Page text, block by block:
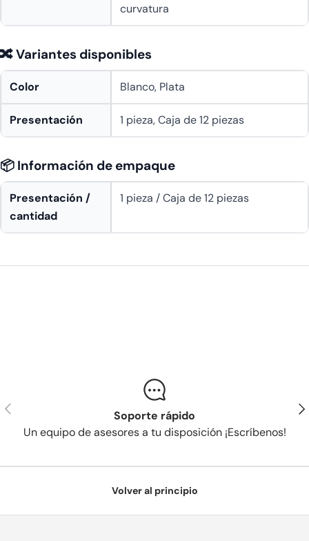
curvatura
🔀 Variantes disponibles
Color Blanco, Plata
Presentación 1 pieza, Caja de 12 piezas
📦 Información de empaque
Presentación /
cantidad
1 pieza / Caja de 12 piezas
Anterior
Soporte rápido
Un equipo de asesores a tu disposición ¡Escríbenos!
Volver al principio